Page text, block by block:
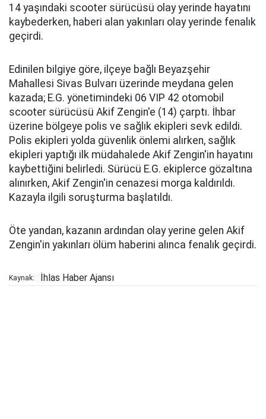
14 yaşındaki scooter sürücüsü olay yerinde hayatını
kaybederken, haberi alan yakınları olay yerinde fenalık
geçirdi.
Edinilen bilgiye göre, ilçeye bağlı Beyazşehir
Mahallesi Sivas Bulvarı üzerinde meydana gelen
kazada; E.G. yönetimindeki 06 VIP 42 otomobil
scooter sürücüsü Akif Zengin'e (14) çarptı. İhbar
üzerine bölgeye polis ve sağlık ekipleri sevk edildi.
Polis ekipleri yolda güvenlik önlemi alırken, sağlık
ekipleri yaptığı ilk müdahalede Akif Zengin'in hayatını
kaybettiğini belirledi. Sürücü E.G. ekiplerce gözaltına
alınırken, Akif Zengin'in cenazesi morga kaldırıldı.
Kazayla ilgili soruşturma başlatıldı.
Öte yandan, kazanın ardından olay yerine gelen Akif
Zengin'in yakınları ölüm haberini alınca fenalık geçirdi.
Kaynak: İhlas Haber Ajansı